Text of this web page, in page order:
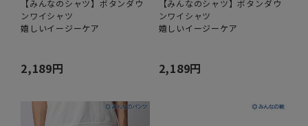
【みんなのシャツ】ボタンダウ
ンワイシャツ
嬉しいイージーケア
2,189円
【みんなのシャツ】ボタンダウ
ンワイシャツ
嬉しいイージーケア
2,189円